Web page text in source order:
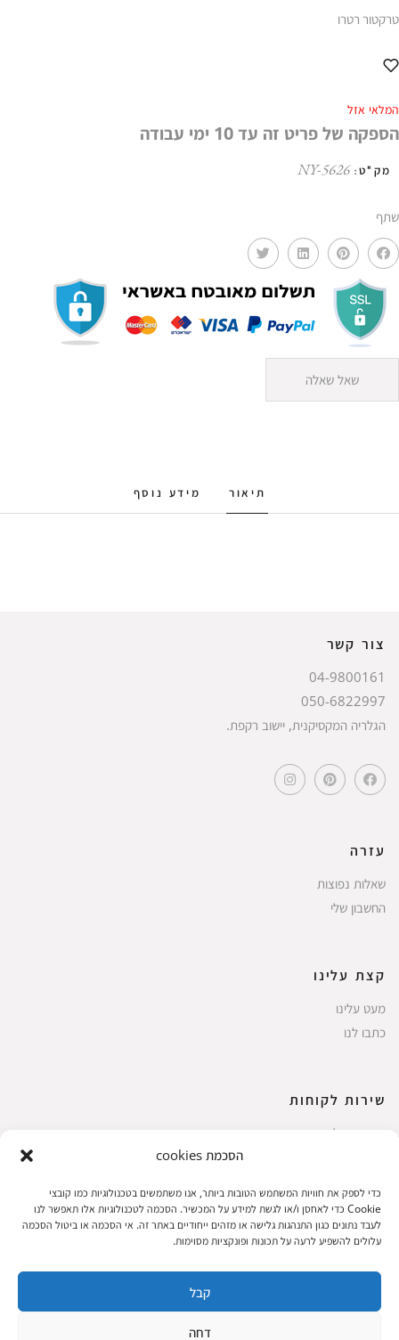
הסכמת cookies
כדי לספק את חוויות המשתמש הטובות ביותר, אנו משתמשים בטכנולוגיות כמו קובצי
Cookie כדי לאחסן ו/או לגשת למידע על המכשיר. הסכמה לטכנולוגיות אלו תאפשר לנו
לעבד נתונים כגון התנהגות גלישה או מזהים ייחודיים באתר זה. אי הסכמה או ביטול הסכמה
עלולים להשפיע לרעה על תכונות ופונקציות מסוימות.
קבל
דחה
טרקטור רטרו
המלאי אזל
הספקה של פריט זה עד 10 ימי עבודה
מק"ט: NY-5626
שתף
שאל שאלה
תיאור מידע נוסף
צור קשר
04-9800161
050-6822997
הגלריה המקסיקנית, יישוב רקפת.
עזרה
שאלות נפוצות
החשבון שלי
קצת עלינו
מעט עלינו
כתבו לנו
שירות לקוחות
החשבון שלי
עגלת קניות
תקנון אתר